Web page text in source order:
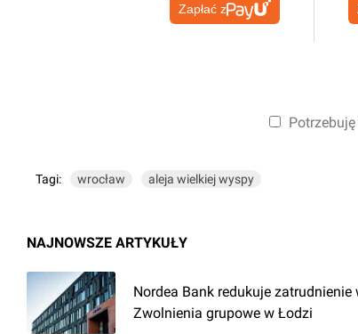
Zapłać z
Tagi: wrocław aleja wielkiej wyspy
NAJNOWSZE ARTYKUŁY
Nordea Bank redukuje zatrudnienie
Zwolnienia grupowe w Łodzi